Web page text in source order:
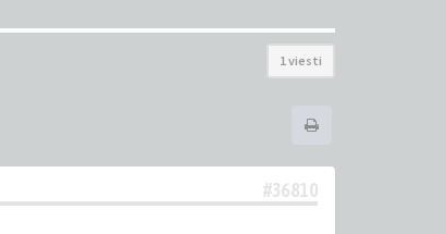
1 viesti
#36810